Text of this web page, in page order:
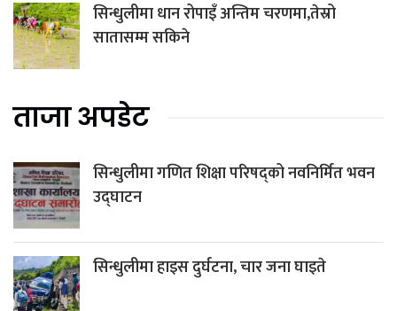
सिन्धुलीमा धान रोपाइँ अन्तिम चरणमा,तेस्रो
सातासम्म सकिने
ताजा अपडेट
सिन्धुलीमा गणित शिक्षा परिषद्को नवनिर्मित भवन
उद्घाटन
सिन्धुलीमा हाइस दुर्घटना, चार जना घाइते